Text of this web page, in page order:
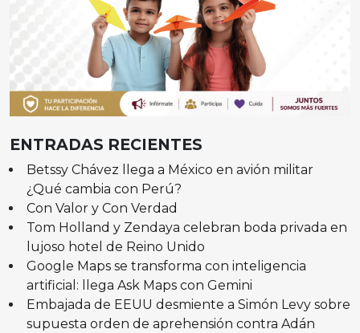
ENTRADAS RECIENTES
Betssy Chávez llega a México en avión militar
¿Qué cambia con Perú?
Con Valor y Con Verdad
Tom Holland y Zendaya celebran boda privada en
lujoso hotel de Reino Unido
Google Maps se transforma con inteligencia
artificial: llega Ask Maps con Gemini
Embajada de EEUU desmiente a Simón Levy sobre
supuesta orden de aprehensión contra Adán